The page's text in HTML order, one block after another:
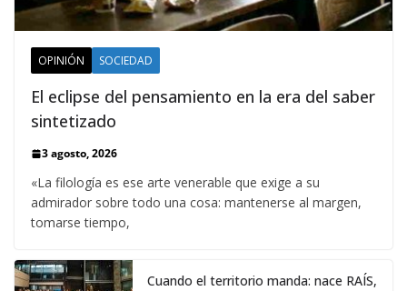
OPINIÓN SOCIEDAD
El eclipse del pensamiento en la era del saber
sintetizado
3 agosto, 2026
«La filología es ese arte venerable que exige a su
admirador sobre todo una cosa: mantenerse al margen,
tomarse tiempo,
Cuando el territorio manda: nace RAÍS,